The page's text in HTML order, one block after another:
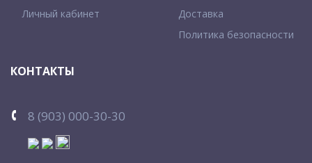
Личный кабинет
Доставка
Политика безопасности
КОНТАКТЫ
8 (903) 000-30-30